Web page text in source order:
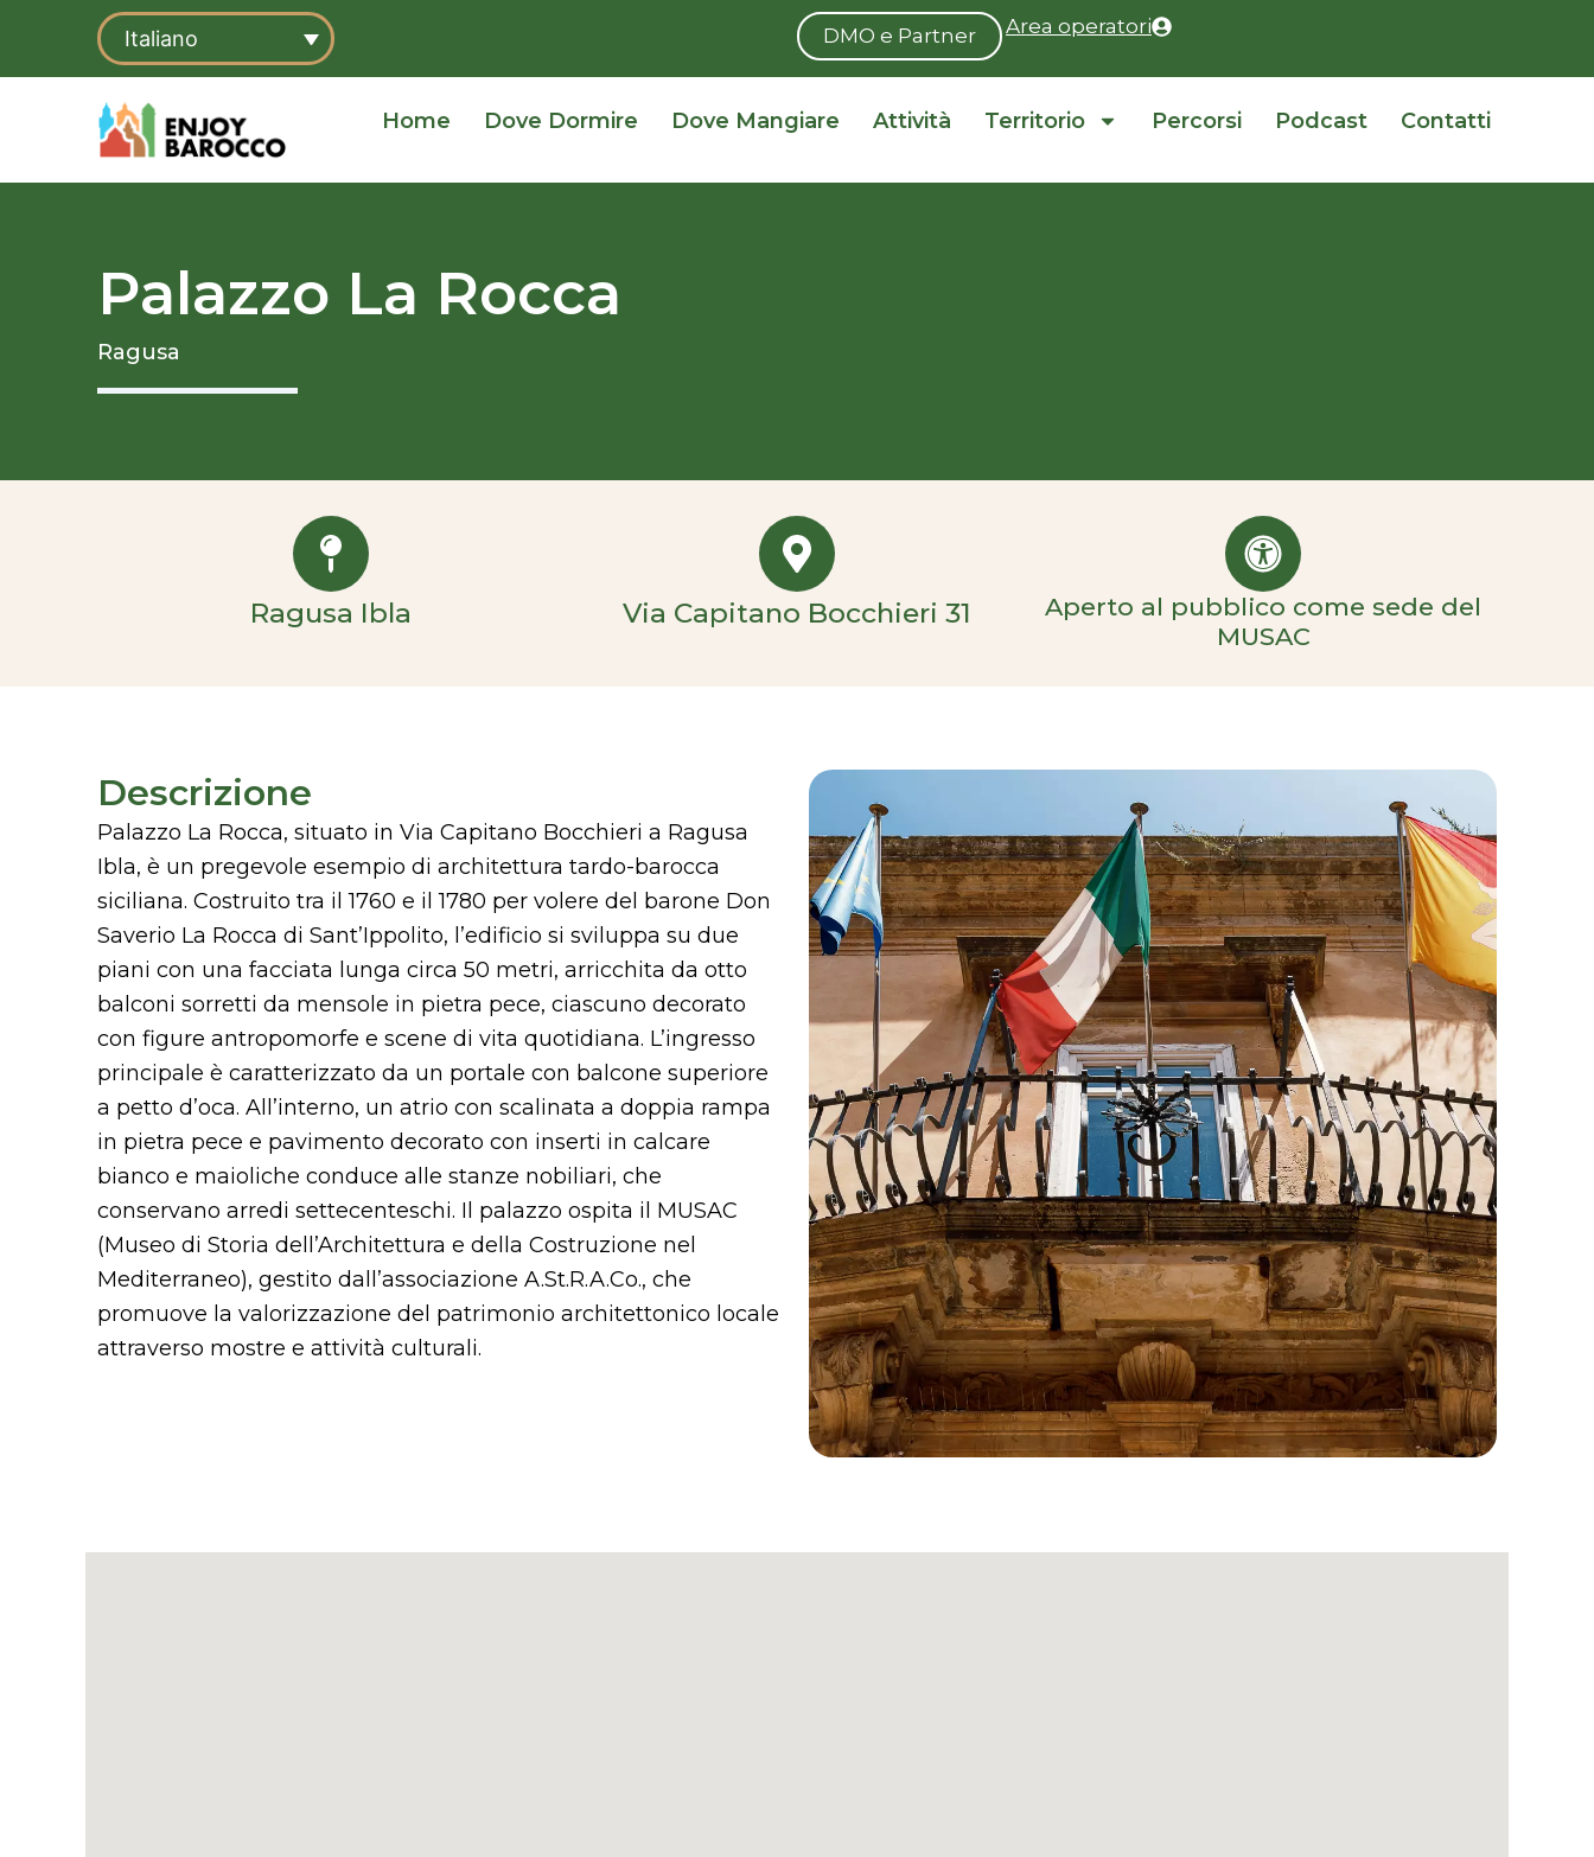
contenuto
Italiano DMO e Partner Area operatori
Home Dove Dormire Dove Mangiare Attività Territorio Percorsi Podcast Contatti
Palazzo La Rocca
Ragusa
Ragusa Ibla Via Capitano Bocchieri 31
Aperto al pubblico come sede del
MUSAC
Descrizione
Palazzo La Rocca, situato in Via Capitano Bocchieri a Ragusa
Ibla, è un pregevole esempio di architettura tardo-barocca
siciliana. Costruito tra il 1760 e il 1780 per volere del barone Don
Saverio La Rocca di Sant’Ippolito, l’edificio si sviluppa su due
piani con una facciata lunga circa 50 metri, arricchita da otto
balconi sorretti da mensole in pietra pece, ciascuno decorato
con figure antropomorfe e scene di vita quotidiana. L’ingresso
principale è caratterizzato da un portale con balcone superiore
a petto d’oca. All’interno, un atrio con scalinata a doppia rampa
in pietra pece e pavimento decorato con inserti in calcare
bianco e maioliche conduce alle stanze nobiliari, che
conservano arredi settecenteschi. Il palazzo ospita il MUSAC
(Museo di Storia dell’Architettura e della Costruzione nel
Mediterraneo), gestito dall’associazione A.St.R.A.Co., che
promuove la valorizzazione del patrimonio architettonico locale
attraverso mostre e attività culturali.